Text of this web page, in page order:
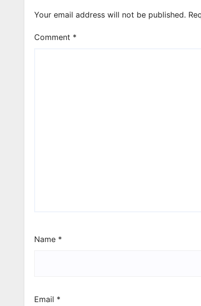
Your email address will not be published.
Comment *
Name *
Email *